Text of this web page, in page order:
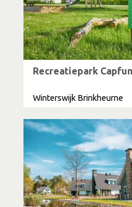
Recreatiepark
Winterswijk Brinkheurne